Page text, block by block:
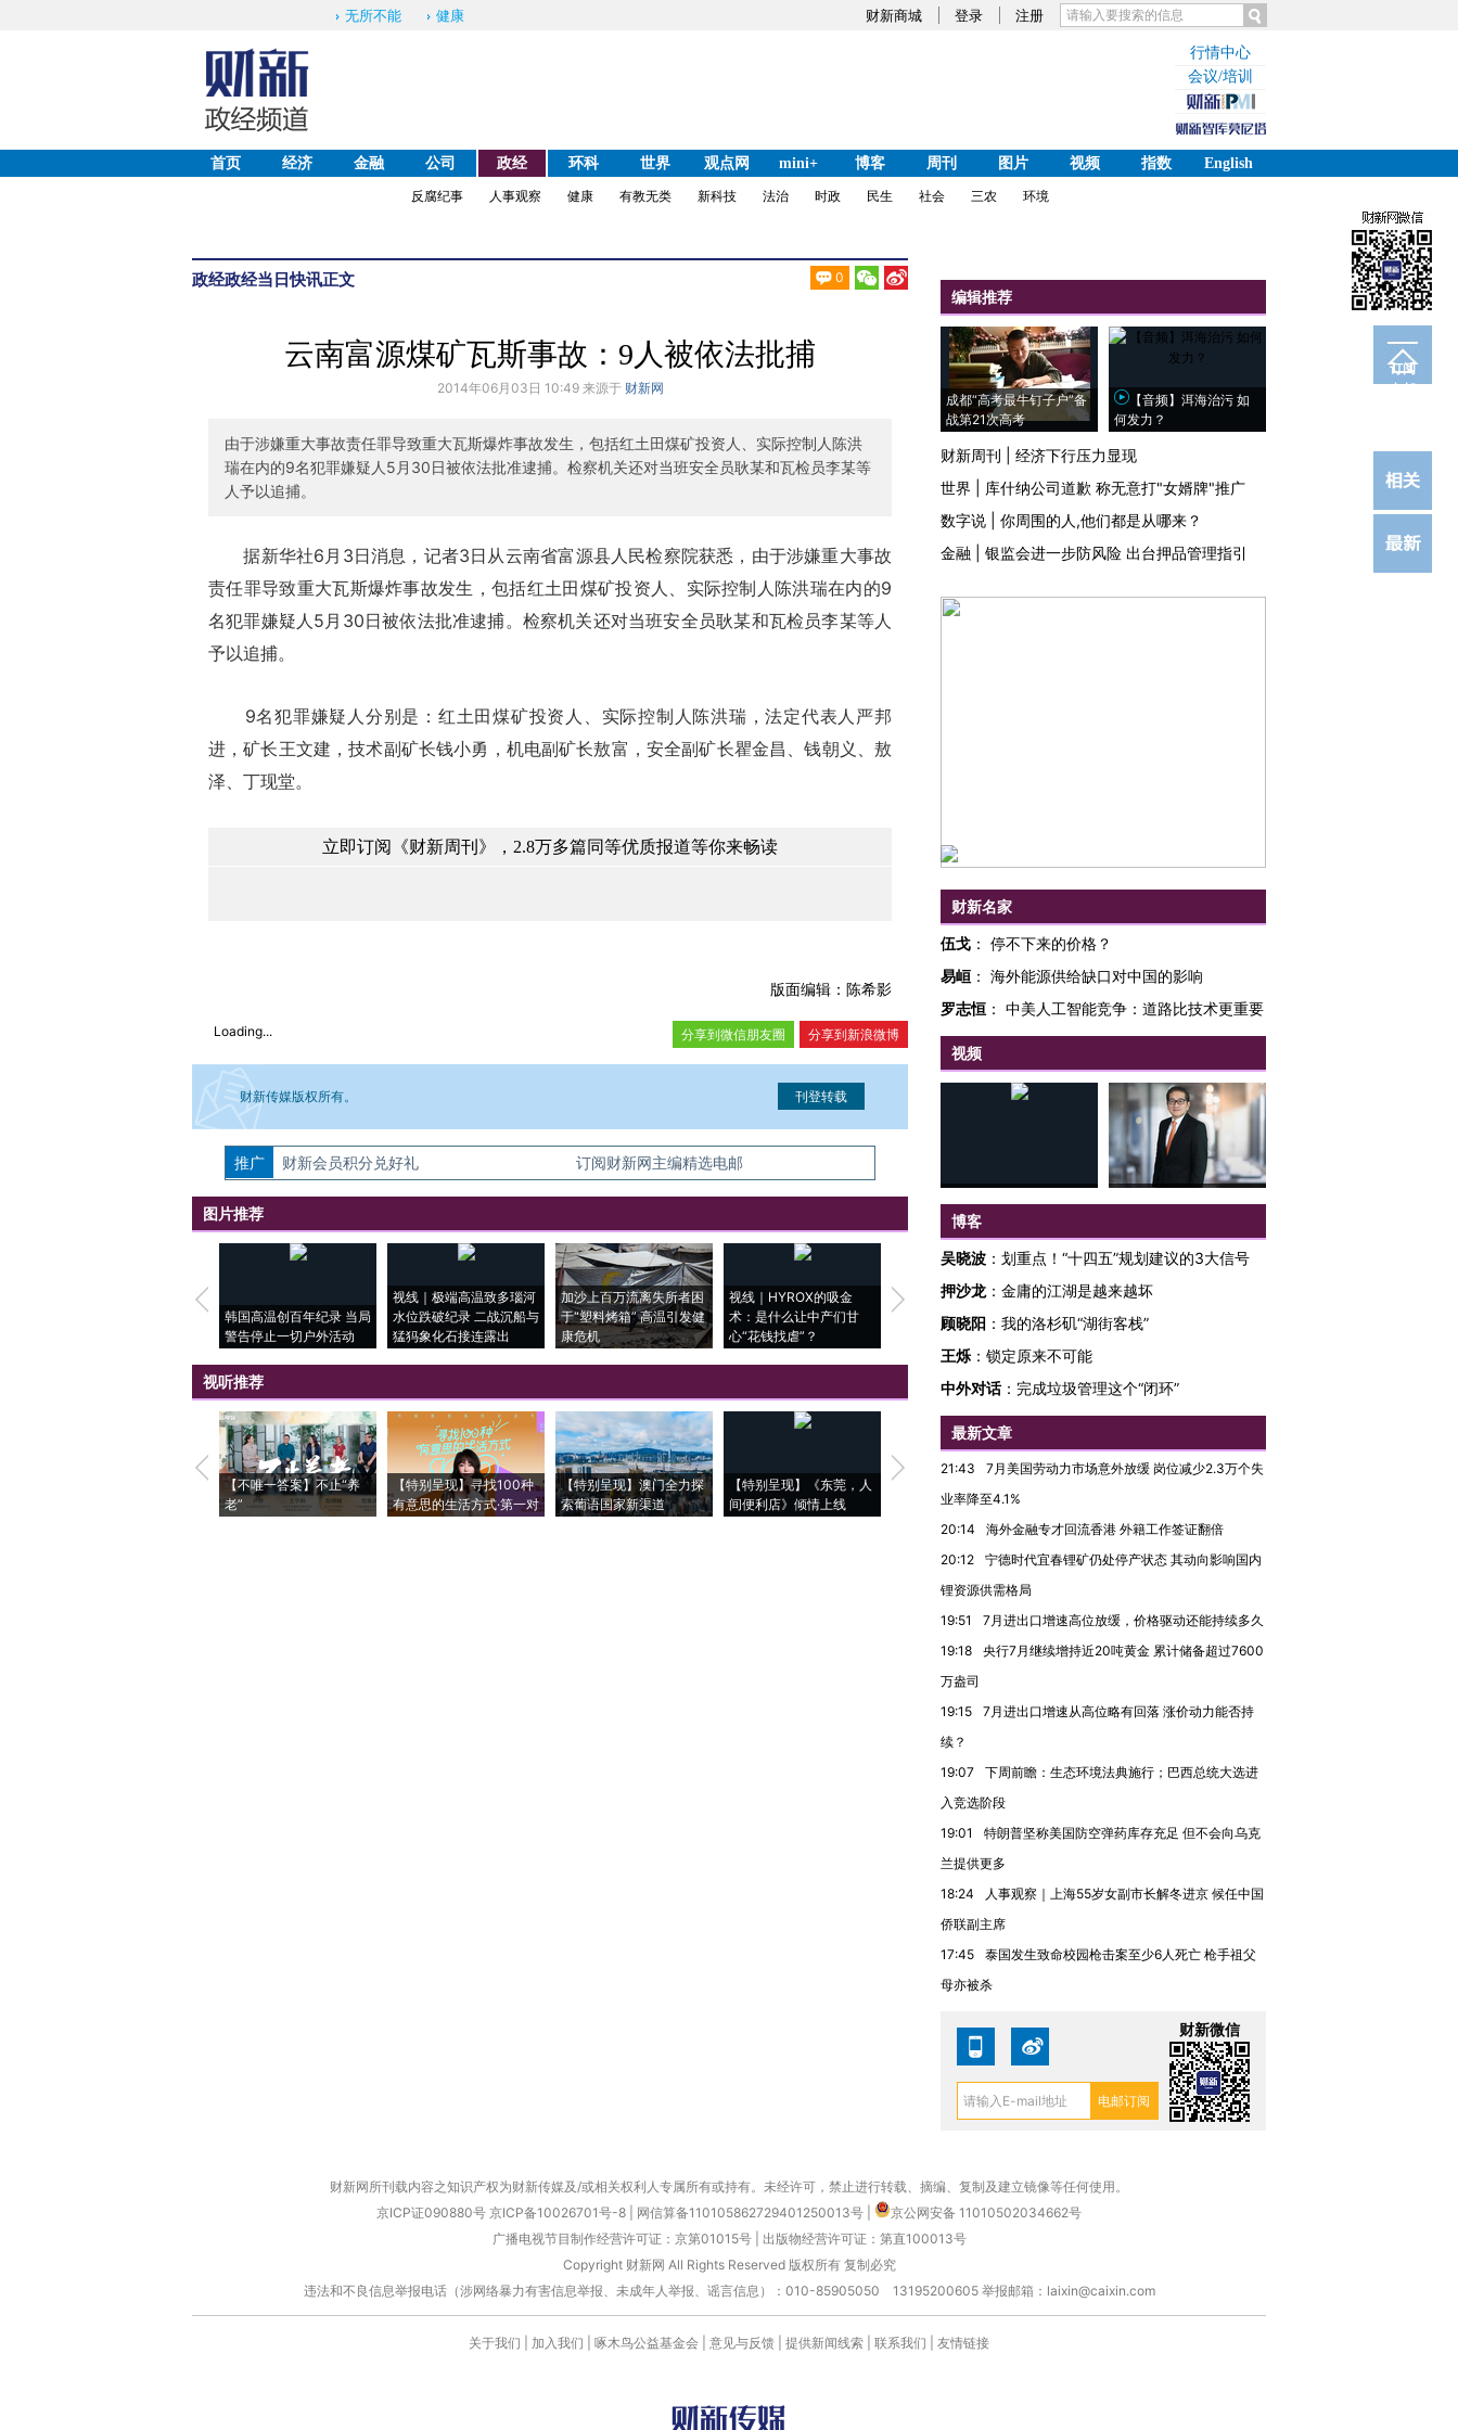
财新商城 登录 注册
无所不能 健康
行情中心
会议/培训
首页 经济 金融 公司 政经 环科 世界 观点网 mini+ 博客 周刊 图片 视频 指数
English
反腐纪事
人事观察 健康 有教无类 新科技 法治 时政 民生 社会 三农 环境
政经政经当日快讯正文 0
订阅
电邮
云南富源煤矿瓦斯事故：9人被依法批捕
2014年06月03日 10:49 来源于 财新网
由于涉嫌重大事故责任罪导致重大瓦斯爆炸事故发生，包括红土田煤矿投资人、实际控制人陈洪
瑞在内的9名犯罪嫌疑人5月30日被依法批准逮捕。检察机关还对当班安全员耿某和瓦检员李某等
人予以追捕。
据新华社6月3日消息，记者3日从云南省富源县人民检察院获悉，由于涉嫌重大事故
责任罪导致重大瓦斯爆炸事故发生，包括红土田煤矿投资人、实际控制人陈洪瑞在内的9
名犯罪嫌疑人5月30日被依法批准逮捕。检察机关还对当班安全员耿某和瓦检员李某等人
予以追捕。
9名犯罪嫌疑人分别是：红土田煤矿投资人、实际控制人陈洪瑞，法定代表人严邦
进，矿长王文建，技术副矿长钱小勇，机电副矿长敖富，安全副矿长瞿金昌、钱朝义、敖
泽、丁现堂。
立即订阅《财新周刊》，2.8万多篇同等优质报道等你来畅读
版面编辑：陈希影
Loading... 分享到新浪微博
分享到微信朋友圈
财新传媒版权所有。
如需刊登转载请点击右侧按钮，提交相关信息。经确认即可刊登转载。
推广 财新会员积分兑好礼 订阅财新网主编精选电邮
图片推荐
韩国高温创百年纪录 当局
警告停止一切户外活动
视线｜极端高温致多瑙河
水位跌破纪录 二战沉船与
猛犸象化石接连露出
加沙上百万流离失所者困
于“塑料烤箱” 高温引发健
康危机
视线｜HYROX的吸金
术：是什么让中产们甘
心“花钱找虐”？
马航飞行员跨国走私7万
粒摇头丸 尿检体内含3种
视线｜被称为“蟑螂”的印
度Z世代 用街头抗争将教
育部长拱下台
视听推荐
【不唯一答案】不止“养
老”
【特别呈现】寻找100种
有意思的生活方式·第一对
【特别呈现】澳门全力探
索葡语国家新渠道
【特别呈现】《东莞，人
间便利店》倾情上线
【推广】走进第四届链博
【商旅对话】华住集团
编辑推荐
成都“高考最牛钉子户”备
战第21次高考
【音频】洱海治污 如
何发力？
财新周刊
经济下行压力显现
世界
库什纳公司道歉 称无意打"女婿牌"推广
数字说
你周围的人,他们都是从哪来？
金融
银监会进一步防风险 出台押品管理指引
财新名家
伍戈 ： 停不下来的价格？
易峘 ： 海外能源供给缺口对中国的影响
罗志恒 ： 中美人工智能竞争：道路比技术更重要
视频
博客
吴晓波 ： 划重点！“十四五”规划建议的3大信号
押沙龙 ： 金庸的江湖是越来越坏
顾晓阳 ： 我的洛杉矶“湖街客栈”
王烁 ： 锁定原来不可能
中外对话： 完成垃圾管理这个“闭环”
最新文章
21:43
7月美国劳动力市场意外放缓 岗位减少2.3万个失
业率降至4.1%
20:14
海外金融专才回流香港 外籍工作签证翻倍
20:12
宁德时代宜春锂矿仍处停产状态 其动向影响国内
锂资源供需格局
19:51
7月进出口增速高位放缓，价格驱动还能持续多久
19:18
央行7月继续增持近20吨黄金 累计储备超过7600
万盎司
19:15
7月进出口增速从高位略有回落 涨价动力能否持
续？
19:07
下周前瞻：生态环境法典施行；巴西总统大选进
入竞选阶段
19:01
特朗普坚称美国防空弹药库存充足 但不会向乌克
兰提供更多
18:24
人事观察｜上海55岁女副市长解冬进京 候任中国
侨联副主席
17:45
泰国发生致命校园枪击案至少6人死亡 枪手祖父
母亦被杀
财新微信
财新网所刊载内容之知识产权为财新传媒及/或相关权利人专属所有或持有。未经许可，禁止进行转载、摘编、复制及建立镜像等任何使用。
京ICP证090880号 京ICP备10026701号-8 网信算备110105862729401250013号
京公网安备 11010502034662号
广播电视节目制作经营许可证：京第01015号| 出版物经营许可证：第直100013号
Copyright 财新网 All Rights Reserved 版权所有 复制必究
违法和不良信息举报电话（涉网络暴力有害信息举报、未成年人举报、谣言信息）：010-85905050 13195200605 举报邮箱：laixin@caixin.com
关于我们 加入我们 啄木鸟公益基金会 意见与反馈 提供新闻线索 联系我们 友情链接